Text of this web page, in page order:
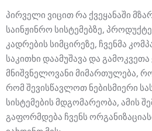
Knowledge
Chatbot
Forum
Support
Terms and
Privacy
About Us
Company
About
Contact
პირველი ვიცით რა ქვეყანაში
საინჟინრო სისტემებზე,
კადრების სიმცირეზე, ჩვენმა
საკითხი დაამუშავა და
მნიშვნელოვანი მიმართულება,
რომ შევისწავლოთ ნებისმიერი
სისტემების მდგომარეობა, ამის
გაფორმდება ჩვენს